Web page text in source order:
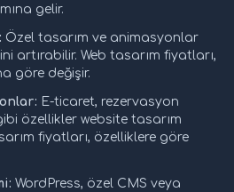
gelir.
Özel tasarım ve animasyonlar
artırabilir. Web tasarım fiyatları,
göre değişir.
E-ticaret, rezervasyon
özellikler website tasarım
fiyatları, özelliklere göre
WordPress, özel CMS veya